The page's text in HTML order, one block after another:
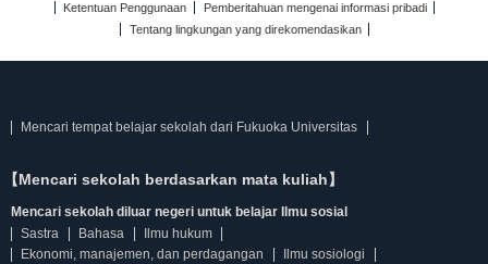
Ketentuan Penggunaan
Pemberitahuan mengenai informasi pribadi
Tentang lingkungan yang direkomendasikan
Mencari tempat belajar sekolah dari Fukuoka Universitas
【Mencari sekolah berdasarkan mata kuliah】
Mencari sekolah diluar negeri untuk belajar Ilmu sosial
Sastra
Bahasa
Ilmu hukum
Ekonomi, manajemen, dan perdagangan
Ilmu sosiologi